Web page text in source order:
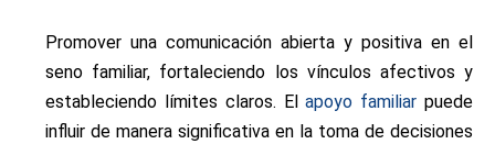
Promover una comunicación abierta y positiva en el
seno familiar, fortaleciendo los vínculos afectivos y
estableciendo límites claros. Elapoyo familiar puede
influir de manera significativa en la toma de decisiones